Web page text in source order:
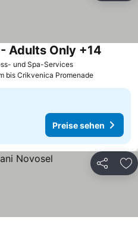
und Spa-Services
Adults Only +14
bis Crikvenica Promenade
Preise sehen
Teilen